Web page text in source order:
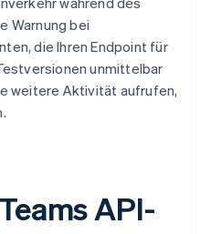
Warnung bei
die Ihren Endpoint für
unmittelbar
weitere Aktivität aufrufen,
API-